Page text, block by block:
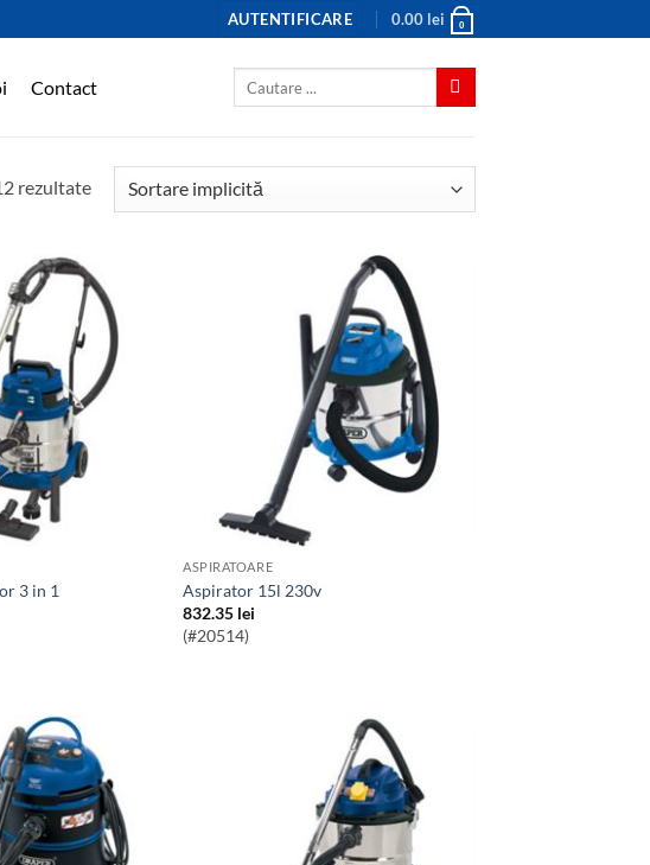
AUTENTIFICARE 0.00 lei 0
Contact
rezultate
3 in 1
ASPIRATOARE
Aspirator 15l 230v
832.35 lei
(#20514)